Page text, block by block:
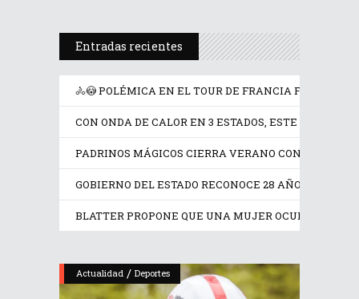
Entradas recientes
🚴😳 POLÉMICA EN EL TOUR DE FRANCIA FEMENINO
CON ONDA DE CALOR EN 3 ESTADOS, ESTE JUEVES
PADRINOS MÁGICOS CIERRA VERANO CON
GOBIERNO DEL ESTADO RECONOCE 28 AÑOS DE
BLATTER PROPONE QUE UNA MUJER OCUPE LA
Actualidad / Deportes